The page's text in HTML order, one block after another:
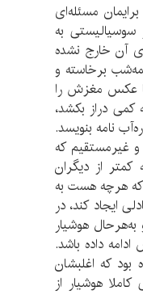
مسئله‌ای
به
آن خارج نشده
برخاسته و
تا عکس مغزش را
کمی دراز بکشد،
نامه بنویسد.
غیرمستقیم که
از دیگران
که هرچه هست به
ایجاد کند، در
هوشیار
داده باشد.
که اغلبشان
هوشیار از